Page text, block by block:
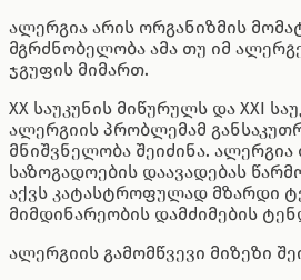
ალერგია არის ორგანიზმის
მგრძნობელობა ამა თუ იმ
ჯგუფის მიმართ.
XX საუკუნის მიწურულს და XXI
ალერგიის პრობლემამ
მნიშვნელობა შეიძინა.
საზოგადოების დაავადებას
აქვს კატასტროფულად მზარდი
მიმდინარეობის დამძიმების
ალერგიის გამომწვევი მიზეზი